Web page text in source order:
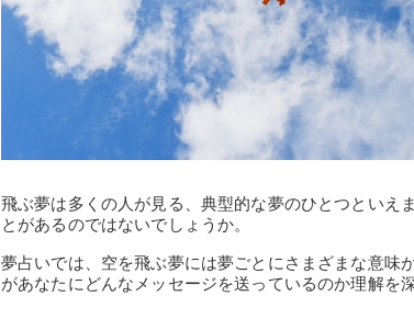
飛ぶ夢は多くの人が見る、典型的な夢のひとつといえ
とがあるのではないでしょうか。
夢占いでは、空を飛ぶ夢には夢ごとにさまざまな意味
があなたにどんなメッセージを送っているのか理解を